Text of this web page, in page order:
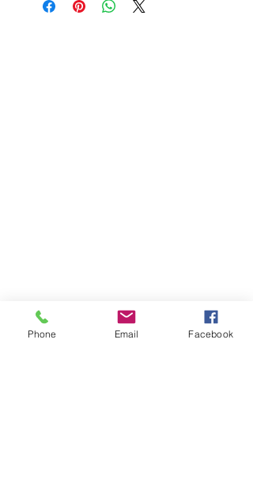
Phone Email Facebook